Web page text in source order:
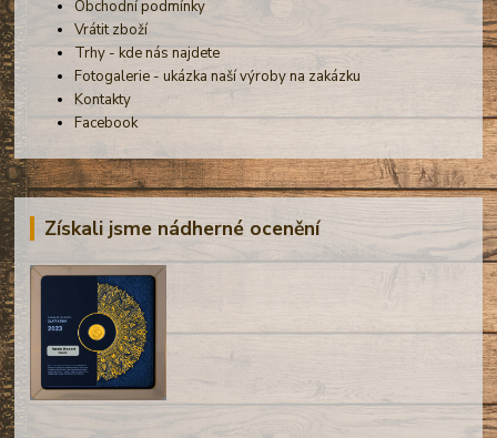
Obchodní podmínky
Vrátit zboží
Trhy - kde nás najdete
Fotogalerie - ukázka naší výroby na zakázku
Kontakty
Facebook
Získali jsme nádherné ocenění